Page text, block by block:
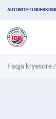
AUTORITETI
Faqja kryesore /